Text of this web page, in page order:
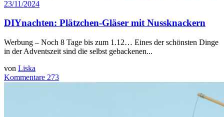
23/11/2024
DIYnachten: Plätzchen-Gläser mit Nussknackern
Werbung – Noch 8 Tage bis zum 1.12… Eines der schönsten Dinge
in der Adventszeit sind die selbst gebackenen...
von Liska
Kommentare 273